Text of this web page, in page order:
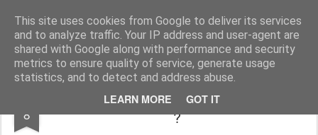
This site uses cookies from Google to deliver its services
and to analyze traffic. Your IP address and user-agent are
shared with Google along with performance and security
metrics to ensure quality of service, generate usage
statistics, and to detect and address abuse.
LEARN MORE GOT IT
Sauvons les Longs Champs ! Les habitants des Longs Champs sont pour le métro, mais veulent que celui-ci s'insère de manière respectueuse de leur environnement.
8
Un train, c'est vilain, un métro, c'est beau
?